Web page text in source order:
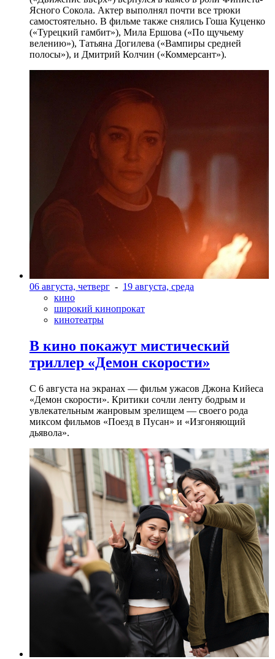
Ясного Сокола. Актер выполнял почти все трюки
самостоятельно. В фильме также снялись Гоша Куценко
(«Турецкий гамбит»), Мила Ершова («По щучьему
велению»), Татьяна Догилева («Вампиры средней
полосы»), и Дмитрий Колчин («Коммерсант»).
06 августа, четверг - 19 августа, среда
кино
широкий кинопрокат
кинотеатры
В кино покажут мистический
триллер «Демон скорости»
С 6 августа на экранах — фильм ужасов Джона Кийеса
«Демон скорости». Критики сочли ленту бодрым и
увлекательным жанровым зрелищeм — своего рода
миксом фильмов «Поезд в Пусан» и «Изгоняющий
дьявола».